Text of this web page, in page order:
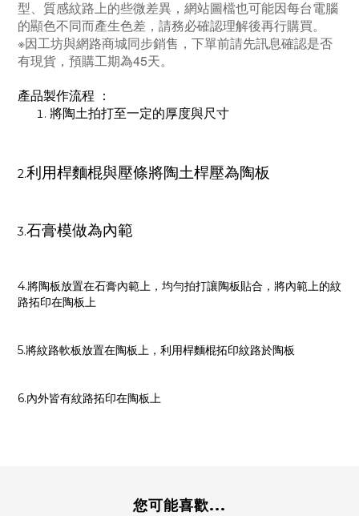
型、質感紋路上的些微差異，網站圖檔也可能因每台電腦
的顯色不同而產生色差，請務必確認理解後再行購買。
※因工坊與網路商城同步銷售，下單前請先訊息確認是否
有現貨，預購工期為45天。
產品製作流程
：
將陶土拍打至一定的厚度與尺寸
2.利用桿麵棍與壓條將陶土桿壓為陶板
3.石膏模做為內範
4.將陶板放置在石膏內範上，均勻拍打讓陶板貼合，將內範上的紋
路拓印在陶板上
5.將紋路軟板放置在陶板上，利用桿麵棍拓印紋路於陶板
6.內外皆有紋路拓印在陶板上
您可能喜歡...